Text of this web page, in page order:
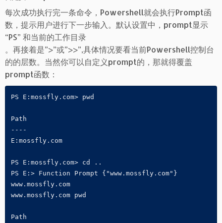
每次成功执行完一条命令，Powershell就会执行Prompt函
数，提示用户进行下一步输入。默认设置中，prompt显示
“PS” 和当前的工作目录
。再接着是”>”或”>>”,具体情况要看当前Powershell控制台
的的层数。当然你可以自定义prompt的，那就得覆盖
prompt函数：
PS E:mossfly.com> pwd
Path
----
E:mossfly.com
PS E:mossfly.com> cd ..
PS E:> Function Prompt {"www.mossfly.com"}
www.mossfly.com
www.mossfly.com pwd
Path